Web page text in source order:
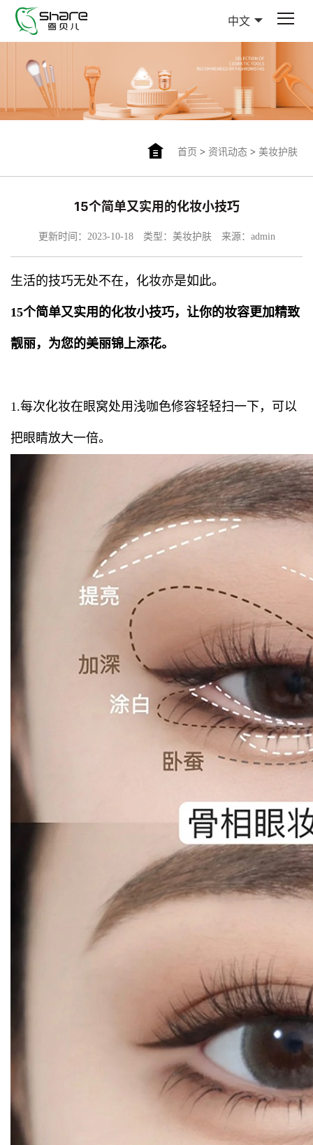
中文
首页 > 资讯动态> 美妆护肤
15个简单又实用的化妆小技巧
更新时间：2023-10-18 类型：美妆护肤 来源：admin
生活的技巧无处不在，化妆亦是如此。
15个简单又实用的化妆小技巧，让你的妆容更加精致
靓丽，为您的美丽锦上添花。
1.每次化妆在眼窝处用浅咖色修容轻轻扫一下，可以
把眼睛放大一倍。